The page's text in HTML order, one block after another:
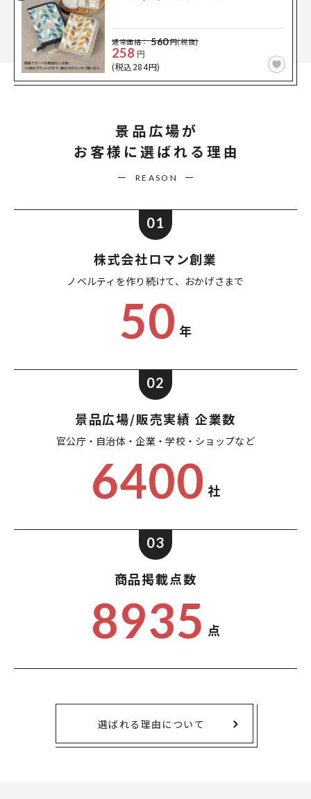
通常価格： 560円(税抜)
258 円
(税込284円)
景品広場が
お客様に選ばれる理由
REASON
01
株式会社ロマン創業
ノベルティを作り続けて、 おかげさまで
50 年
02
景品広場/販売実績 企業数
官公庁・自治体・企業・学校・ショップなど
6400 社
03
商品掲載点数
8935 点
選ばれる理由について